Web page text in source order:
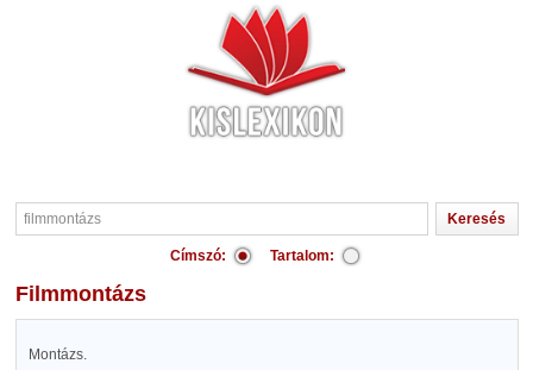
Címszó: Tartalom:
filmmontázs
Montázs.